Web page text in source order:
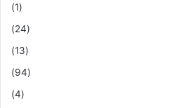
(1)
(24)
(13)
(94)
(4)